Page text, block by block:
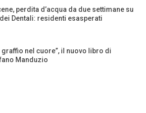
perdita d’acqua da due settimane su
Dentali: residenti esasperati
graffio nel cuore”, il nuovo libro di
Manduzio